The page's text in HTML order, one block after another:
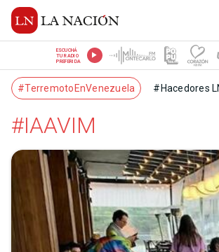
ESCUCHÁ
TU RADIO
PREFERIDA
#TerremotoEnVenezuela #Hacedores
#IAAVIM